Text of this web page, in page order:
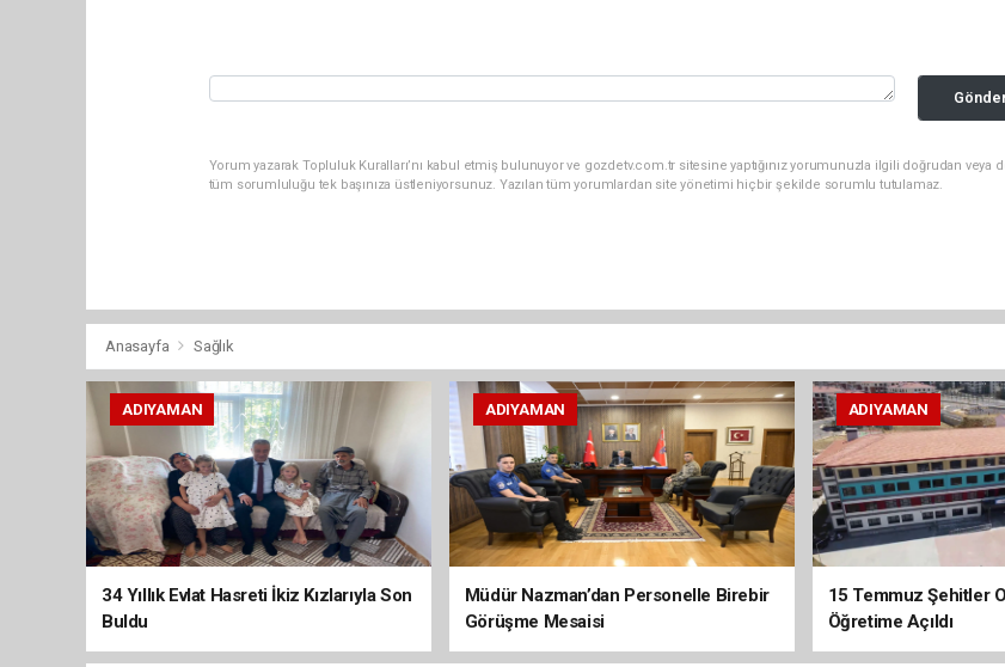
Yorum yazarak Topluluk Kuralları’nı kabul etmiş bulunuyor ve gozdetv.com.tr sitesine yaptığınız yorumunuzla ilgili doğrudan veya
tüm sorumluluğu tek başınıza üstleniyorsunuz. Yazılan tüm yorumlardan site yönetimi hiçbir şekilde sorumlu tutulamaz.
Anasayfa Sağlık
ADIYAMAN
34 Yıllık Evlat Hasreti İkiz Kızlarıyla Son
Buldu
ADIYAMAN
Müdür Nazman’dan Personelle Birebir
Görüşme Mesaisi
ADIYAMAN
15 Temmuz Şehitler
Öğretime Açıldı